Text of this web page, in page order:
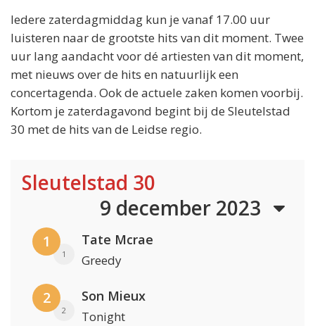
Iedere zaterdagmiddag kun je vanaf 17.00 uur
luisteren naar de grootste hits van dit moment. Twee
uur lang aandacht voor dé artiesten van dit moment,
met nieuws over de hits en natuurlijk een
concertagenda. Ook de actuele zaken komen voorbij.
Kortom je zaterdagavond begint bij de Sleutelstad
30 met de hits van de Leidse regio.
Sleutelstad 30
9 december 2023
1
1
Tate Mcrae
Greedy
2
2
Son Mieux
Tonight